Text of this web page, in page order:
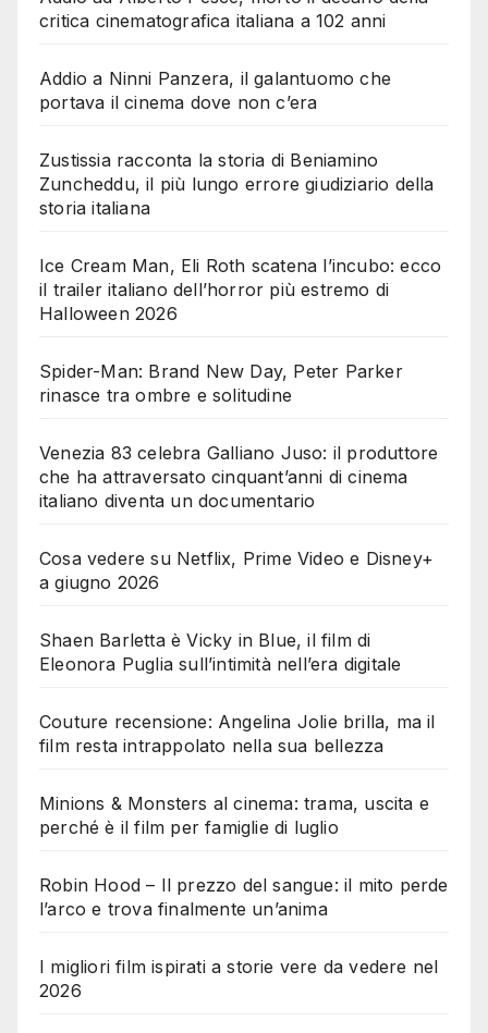
critica cinematografica italiana a 102 anni
Addio a Ninni Panzera, il galantuomo che
portava il cinema dove non c’era
Zustissia racconta la storia di Beniamino
Zuncheddu, il più lungo errore giudiziario della
storia italiana
Ice Cream Man, Eli Roth scatena l’incubo: ecco
il trailer italiano dell’horror più estremo di
Halloween 2026
Spider-Man: Brand New Day, Peter Parker
rinasce tra ombre e solitudine
Venezia 83 celebra Galliano Juso: il produttore
che ha attraversato cinquant’anni di cinema
italiano diventa un documentario
Cosa vedere su Netflix, Prime Video e Disney+
a giugno 2026
Shaen Barletta è Vicky in Blue, il film di
Eleonora Puglia sull’intimità nell’era digitale
Couture recensione: Angelina Jolie brilla, ma il
film resta intrappolato nella sua bellezza
Minions & Monsters al cinema: trama, uscita e
perché è il film per famiglie di luglio
Robin Hood – Il prezzo del sangue: il mito perde
l’arco e trova finalmente un’anima
I migliori film ispirati a storie vere da vedere nel
2026